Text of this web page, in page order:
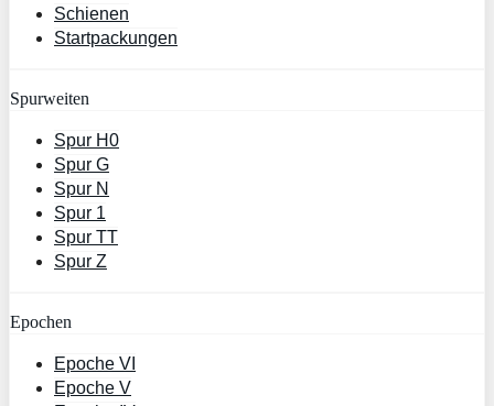
Schienen
Startpackungen
Spurweiten
Spur H0
Spur G
Spur N
Spur 1
Spur TT
Spur Z
Epochen
Epoche VI
Epoche V